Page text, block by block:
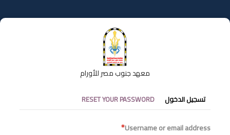
إلى
المحتوى
معهد جنوب مصر للأورام
التبويبات
الأساسية
تسجيل الدخول RESET YOUR PASSWORD
Username or email address